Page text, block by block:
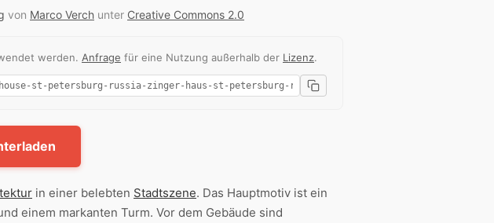
von Marco Verch unter Creative Commons 2.0
werden. Anfrage für eine Nutzung außerhalb der Lizenz.
in einer belebten Stadtszene. Das Hauptmotiv ist ein
einem markanten Turm. Vor dem Gebäude sind